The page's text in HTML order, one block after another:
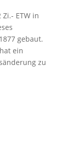
ETW in
gebaut.
ein
zu